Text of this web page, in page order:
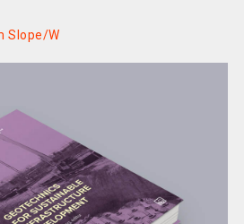
Slope/W